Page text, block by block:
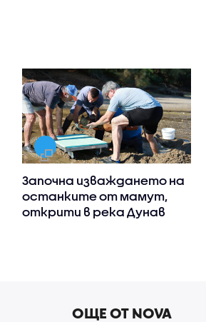
Започна изваждането на
останките от мамут,
открити в река Дунав
ОЩЕ ОТ NOVA